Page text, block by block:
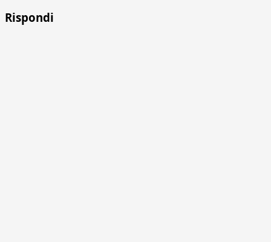
Rispondi